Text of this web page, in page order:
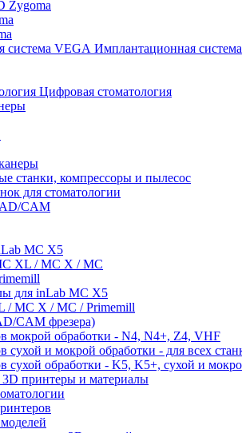
Zygoma
Имплантационная
Цифровая стоматология
станки, компрессоры и пылесос
для стоматологии
CAM
MC X5
XL / MC X / MC
для inLab MC X5
/ MC X / MC / Primemill
CAM фрезера)
мокрой обработки - N4, N4+, Z4, VHF
сухой и мокрой обработки - для всех
сухой обработки - K5, K5+, сухой и
3D принтеры и материалы